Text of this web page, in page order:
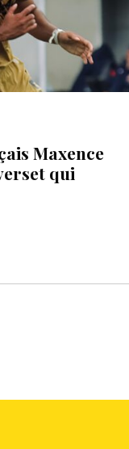
Maxence
qui